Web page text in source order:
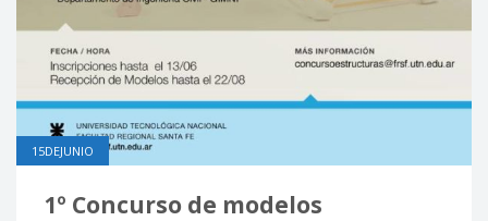
15DEJUNIO
1º Concurso de modelos